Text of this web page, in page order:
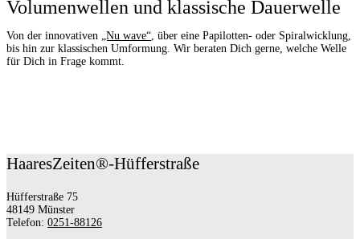
Volumenwellen und klassische Dauerwelle
Von der innovativen „Nu wave“ , über eine Papilotten- oder Spiralwicklung,
bis hin zur klassischen Umformung. Wir beraten Dich gerne, welche Welle
für Dich in Frage kommt.
HaaresZeiten®-Hüfferstraße
Hüfferstraße 75
48149 Münster
Telefon: 0251-88126